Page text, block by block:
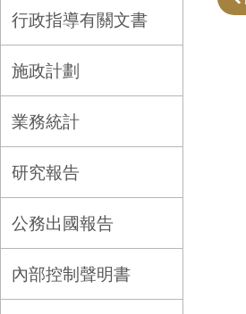
行政指導有關文書
施政計劃
業務統計
研究報告
公務出國報告
內部控制聲明書